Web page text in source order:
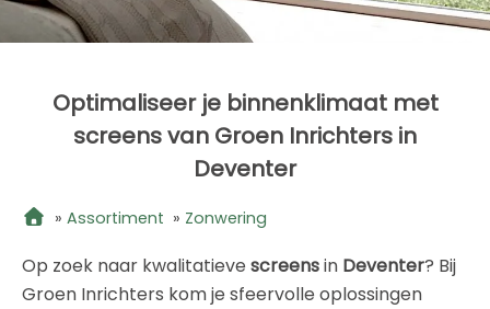
Optimaliseer je binnenklimaat met
screens van Groen Inrichters in
Deventer
» Assortiment » Zonwering
Op zoek naar kwalitatieve screensin Deventer? Bij
Groen Inrichters kom je sfeervolle oplossingen